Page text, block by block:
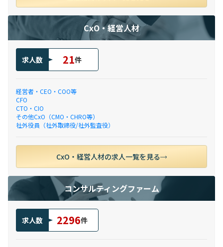
CxO・経営人材
求人数 21件
経営者・CEO・COO等
CFO
CTO・CIO
その他CxO（CMO・CHRO等）
社外役員（社外取締役/社外監査役）
CxO・経営人材の求人一覧を見る
コンサルティングファーム
求人数 2296件